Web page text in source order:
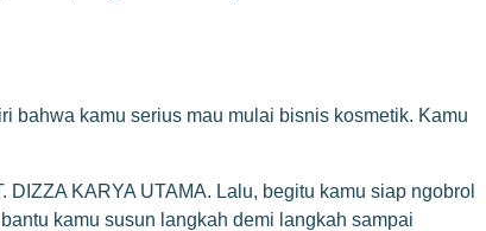
bahwa kamu serius mau mulai bisnis kosmetik. Kamu
DIZZA KARYA UTAMA. Lalu, begitu kamu siap ngobrol
kamu susun langkah demi langkah sampai